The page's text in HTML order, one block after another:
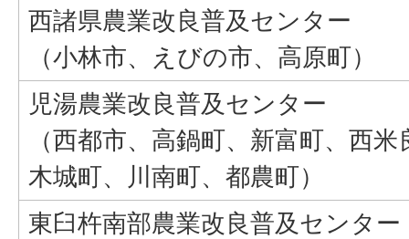
西諸県農業改良普及センター
（小林市、えびの市、高原町）
児湯農業改良普及センター
（西都市、高鍋町、新富町、西米
木城町、川南町、都農町）
東臼杵南部農業改良普及センター